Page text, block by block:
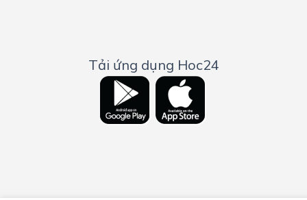
Tải ứng dụng Hoc24